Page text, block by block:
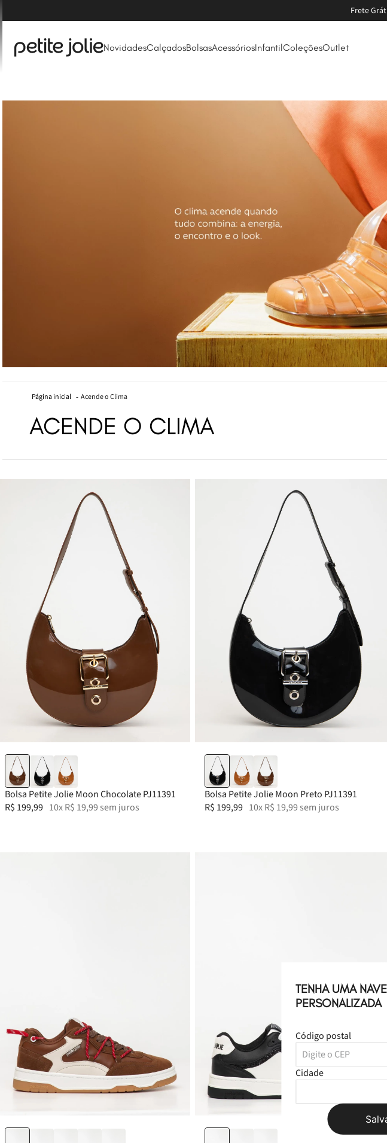
Frete
NovidadesCalçadosBolsasAcessóriosInfantilColeçõesOutlet
TENHA UMA
PERSONALIZADA
Código postal
Cidade
Acende o Clima
ACENDE O CLIMA
Bolsa Petite Jolie Moon Chocolate PJ11391
R$ 199,99 10xR$ 19,99 sem juros
Bolsa Petite Jolie Moon Preto PJ11391
R$ 199,99 10xR$ 19,99 sem juros
33-34 35 36 38
33-34